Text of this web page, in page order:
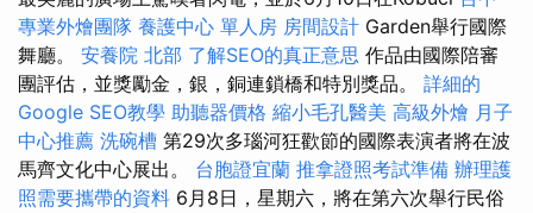
專業外燴團隊 養護中心 單人房 房間設計 Garden舉行國際
舞廳。 安養院 北部 了解SEO的真正意思 作品由國際陪審
團評估，並獎勵金，銀，銅連鎖橋和特別獎品。 詳細的
Google SEO教學 助聽器價格 縮小毛孔醫美 高級外燴 月子
中心推薦 洗碗槽 第29次多瑙河狂歡節的國際表演者將在波
馬齊文化中心展出。 台胞證宜蘭 推拿證照考試準備 辦理護
照需要攜帶的資料 6月8日，星期六，將在第六次舉行民俗